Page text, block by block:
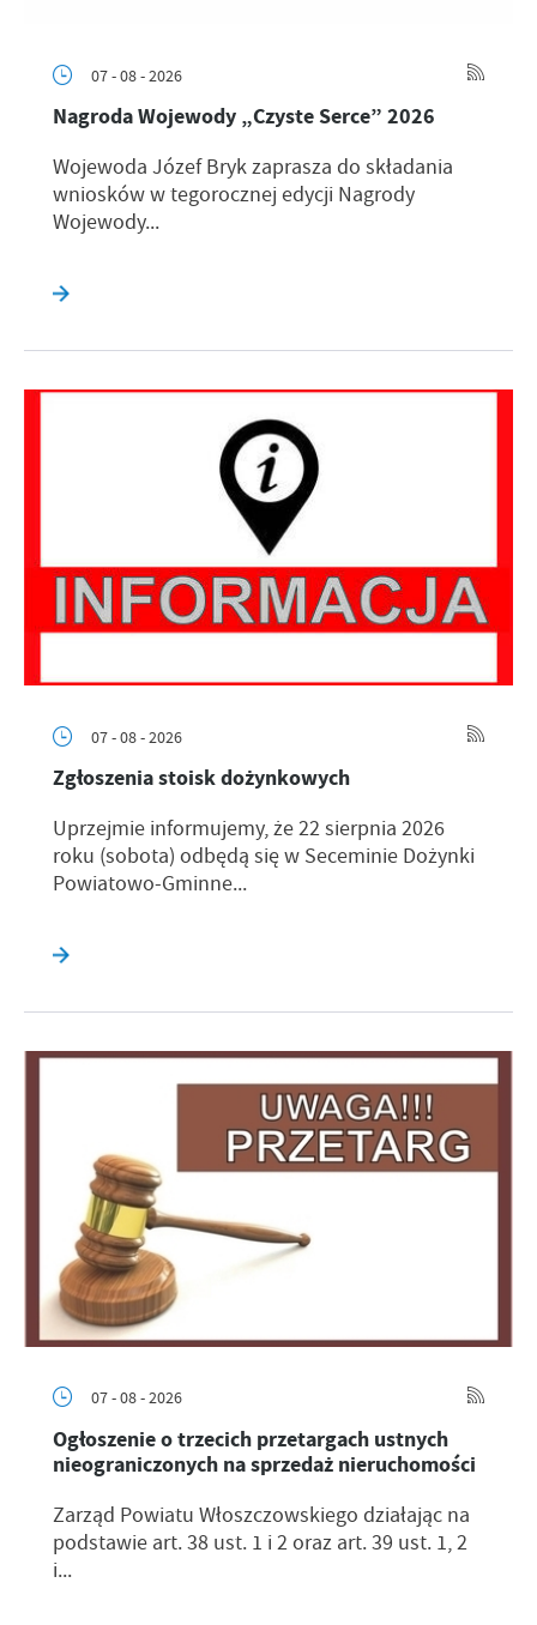
07 - 08 - 2026
Nagroda Wojewody „Czyste Serce” 2026
Wojewoda Józef Bryk zaprasza do składania
wniosków w tegorocznej edycji Nagrody
Wojewody...
07 - 08 - 2026
Zgłoszenia stoisk dożynkowych
Uprzejmie informujemy, że 22 sierpnia 2026
roku (sobota) odbędą się w Seceminie Dożynki
Powiatowo-Gminne...
07 - 08 - 2026
Ogłoszenie o trzecich przetargach ustnych
nieograniczonych na sprzedaż nieruchomości
Zarząd Powiatu Włoszczowskiego działając na
podstawie art. 38 ust. 1 i 2 oraz art. 39 ust. 1, 2
i...